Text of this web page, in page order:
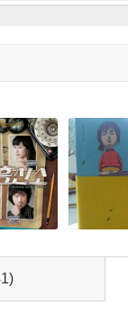
그럴싸하게, 대
관객들에게 ‘코믹
」는 10년이 지난
의 눈물샘뿐만 아
미스터리’를 정
탄생했다. 그녀의